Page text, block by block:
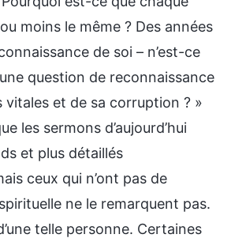
moins le même ? Des années
de soi – n’est-ce
question de reconnaissance
vitales et de sa corruption ? »
les sermons d’aujourd’hui
et plus détaillés
ceux qui n’ont pas de
ne le remarquent pas.
telle personne. Certaines